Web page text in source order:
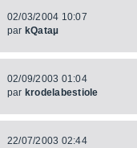
02/03/2004 10:07
par kQataµ
02/09/2003 01:04
par krodelabestiole
22/07/2003 02:44